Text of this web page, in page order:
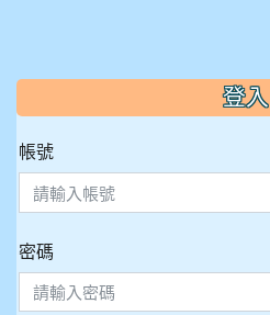
::: 登入
帳號
密碼